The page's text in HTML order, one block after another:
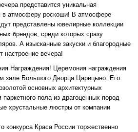
представится уникальная
в атмосферу роскоши! В атмосфере
представлены ювелирные коллекции
брендов, среди которых сразу
А изысканные закуски и благородные
настроение вечера!
Награждения! Церемония награждения
зале Большого Дворца Царицыно. Его
основных архитектурных
пола из драгоценных пород
хрустальные люстры от компании
конкурса Краса России торжественно